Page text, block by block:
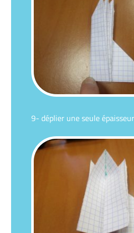
9- déplier une seule